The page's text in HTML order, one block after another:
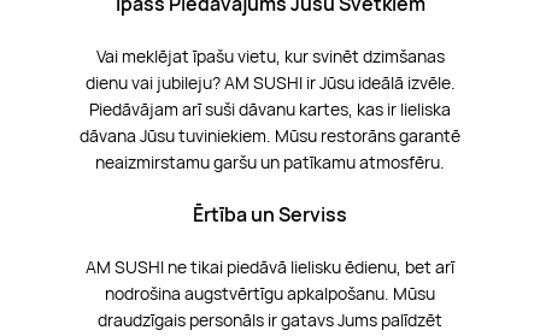
Vai meklējat īpašu vietu, kur svinēt dzimšanas
dienu vai jubileju? AM SUSHI ir Jūsu ideālā izvēle.
Piedāvājam arī suši dāvanu kartes, kas ir lieliska
dāvana Jūsu tuviniekiem. Mūsu restorāns garantē
neaizmirstamu garšu un patīkamu atmosfēru.
Ērtība un Serviss
AM SUSHI ne tikai piedāvā lielisku ēdienu, bet arī
nodrošina augstvērtīgu apkalpošanu. Mūsu
draudzīgais personāls ir gatavs Jums palīdzēt